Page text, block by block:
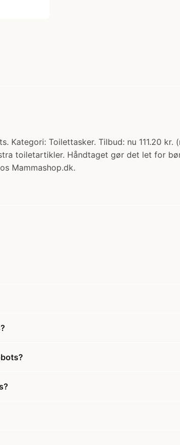
Toilettasker. Tilbud: nu 111.20
toiletartikler. Håndtaget gør det let for
Mammashop.dk.